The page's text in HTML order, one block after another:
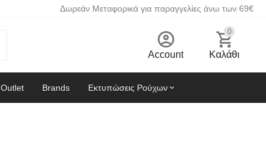
Δωρεάν Μεταφορικά για παραγγελίες άνω των 69€
Account
0
Καλάθι
Outlet Brands Εκτυπώσεις Ρούχων